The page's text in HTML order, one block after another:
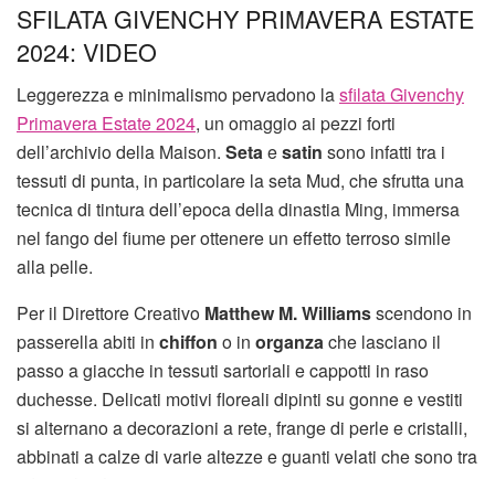
SFILATA GIVENCHY PRIMAVERA ESTATE
2024: VIDEO
Leggerezza e minimalismo pervadono lasfilata Givenchy
Primavera Estate 2024, un omaggio ai pezzi forti
dell’archivio della Maison. Setaesatin sono infatti tra i
tessuti di punta, in particolare la seta Mud, che sfrutta una
tecnica di tintura dell’epoca della dinastia Ming, immersa
nel fango del fiume per ottenere un effetto terroso simile
alla pelle.
Per il Direttore Creativo Matthew M. Williamsscendono in
passerella abiti in chiffon o in organzache lasciano il
passo a giacche in tessuti sartoriali e cappotti in raso
duchesse. Delicati motivi floreali dipinti su gonne e vestiti
si alternano a decorazioni a rete, frange di perle e cristalli,
abbinati a calze di varie altezze e guanti velati che sono tra